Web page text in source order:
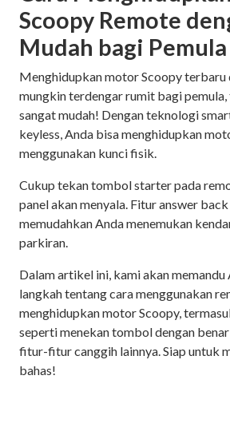
Scoopy Remote
Mudah bagi Pemula
Menghidupkan motor Scoopy terbaru
mungkin terdengar rumit bagi
sangat mudah! Dengan teknologi
keyless, Anda bisa menghidupkan
menggunakan kunci fisik.
Cukup tekan tombol starter pada
panel akan menyala. Fitur answer
memudahkan Anda menemukan
parkiran.
Dalam artikel ini, kami akan memandu
langkah tentang cara menggunakan
menghidupkan motor Scoopy,
seperti menekan tombol dengan
fitur-fitur canggih lainnya. Siap untuk
bahas!